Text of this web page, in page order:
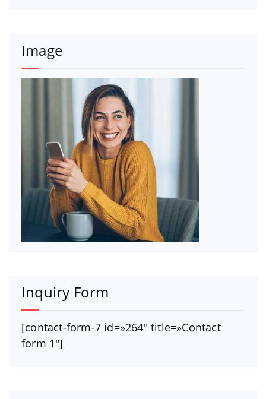
Image
Inquiry Form
[contact-form-7 id=»264″ title=»Contact
form 1″]